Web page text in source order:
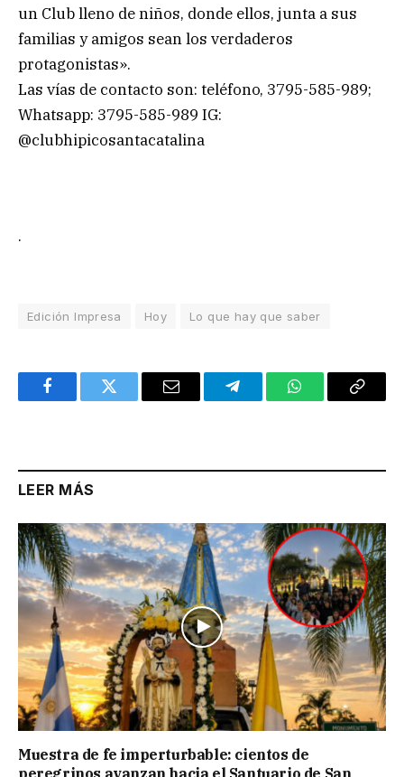
un Club lleno de niños, donde ellos, junta a sus
familias y amigos sean los verdaderos
protagonistas».
Las vías de contacto son: teléfono, 3795-585-989;
Whatsapp: 3795-585-989 IG:
@clubhipicosantacatalina
.
Edición Impresa Hoy Lo que hay que saber
FacebookTwitter Email TelegramWhatsAppCopy
LEER MÁS
Muestra de fe imperturbable: cientos de
peregrinos avanzan hacia el Santuario de San